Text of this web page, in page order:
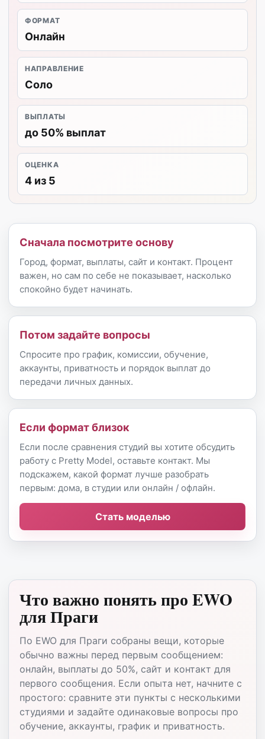
ФОРМАТ
Онлайн
НАПРАВЛЕНИЕ
Соло
ВЫПЛАТЫ
до 50% выплат
ОЦЕНКА
4 из 5
Сначала посмотрите основу
Город, формат, выплаты, сайт и контакт. Процент
важен, но сам по себе не показывает, насколько
спокойно будет начинать.
Потом задайте вопросы
Спросите про график, комиссии, обучение,
аккаунты, приватность и порядок выплат до
передачи личных данных.
Если формат близок
Если после сравнения студий вы хотите обсудить
работу с Pretty Model, оставьте контакт. Мы
подскажем, какой формат лучше разобрать
первым: дома, в студии или онлайн / офлайн.
Стать моделью
Что важно понять про EWO
для Праги
По EWO для Праги собраны вещи, которые
обычно важны перед первым сообщением:
онлайн, выплаты до 50%, сайт и контакт для
первого сообщения. Если опыта нет, начните с
простого: сравните эти пункты с несколькими
студиями и задайте одинаковые вопросы про
обучение, аккаунты, график и приватность.